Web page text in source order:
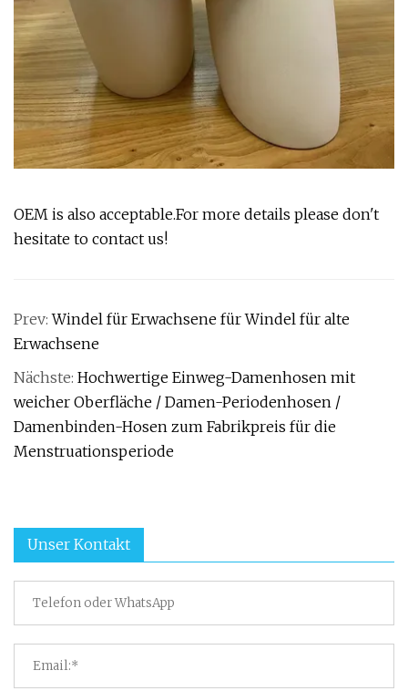
OEM is also acceptable.For more details please don't
hesitate to contact us!
Prev:Windel für Erwachsene für Windel für alte
Erwachsene
Nächste: Hochwertige Einweg-Damenhosen mit
weicher Oberfläche / Damen-Periodenhosen /
Damenbinden-Hosen zum Fabrikpreis für die
Menstruationsperiode
Unser Kontakt